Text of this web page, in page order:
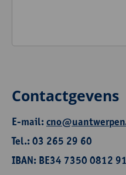
Contactgevens
E-mail:
Tel.: 03 265 29 60
IBAN: BE34 7350 0812